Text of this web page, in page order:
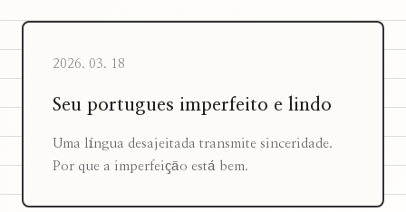
2026. 03. 18
Seu portugues imperfeito e lindo
Uma língua desajeitada transmite sinceridade.
Por que a imperfeição está bem.